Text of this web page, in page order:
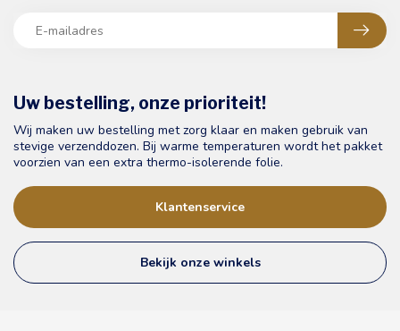
Uw bestelling, onze prioriteit!
Wij maken uw bestelling met zorg klaar en maken gebruik van
stevige verzenddozen. Bij warme temperaturen wordt het pakket
voorzien van een extra thermo-isolerende folie.
Klantenservice
Bekijk onze winkels